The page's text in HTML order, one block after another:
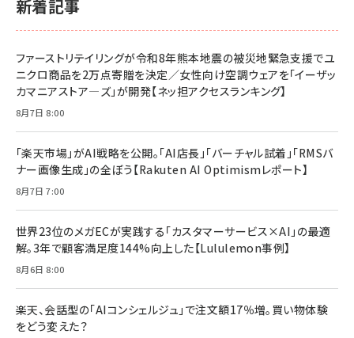
￥1,815
マーケティングの真実 P&G・グリコで学んだ失敗
￥2,200
anan(アンアン)2026/07/08号 No.2502[2026
年後半、あなたの恋と運命／山田涼介]
￥880
ママ投資家が育休中に１億貯めた株式投資
￥1,870
￥1,980
￥2,750
フィードバック経営 「沈黙の組織」から「高め合う
Amazonランキングをもっと見る
新着記事
ファーストリテイリングが令和8年熊本地震の被災地緊急支援でユ
ニクロ商品を2万点寄贈を決定／女性向け空調ウェアを「イーザッ
カマニアストア―ズ」が開発【ネッ担アクセスランキング】
8月7日 8:00
「楽天市場」がAI戦略を公開。「AI店長」「バーチャル試着」「RMSバ
ナー画像生成」の全ぼう【Rakuten AI Optimismレポート】
8月7日 7:00
世界23位のメガECが実践する「カスタマーサービス×AI」の最適
解。3年で顧客満足度144%向上した【Lululemon事例】
8月6日 8:00
楽天、会話型の「AIコンシェルジュ」で注文額17％増。買い物体験
をどう変えた？